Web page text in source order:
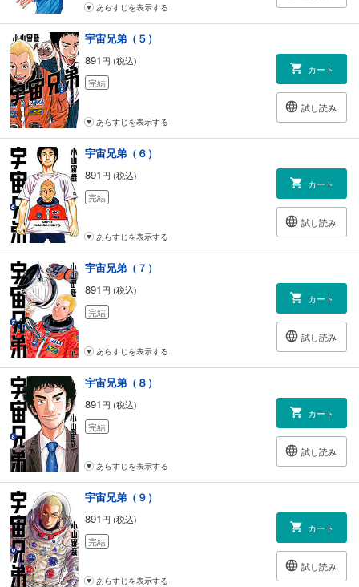
あらすじを表示する
宇宙兄弟（５）
891円 (税込)
完結
カート
試し読み
あらすじを表示する
宇宙兄弟（６）
891円 (税込)
完結
カート
試し読み
あらすじを表示する
宇宙兄弟（７）
891円 (税込)
完結
カート
試し読み
あらすじを表示する
宇宙兄弟（８）
891円 (税込)
完結
カート
試し読み
あらすじを表示する
宇宙兄弟（９）
891円 (税込)
完結
カート
試し読み
あらすじを表示する